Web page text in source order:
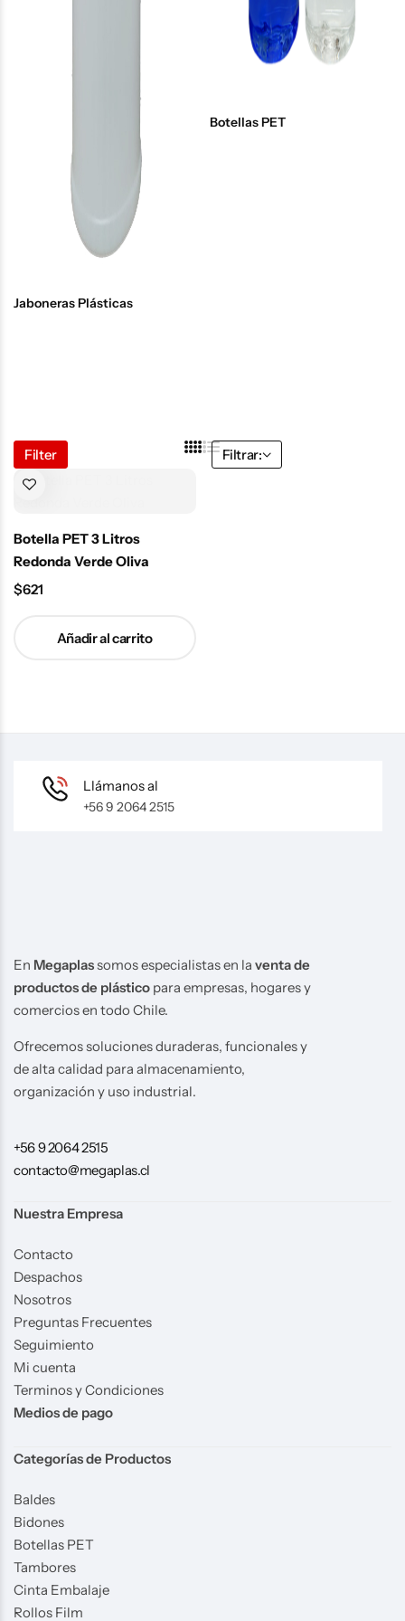
Jaboneras Plásticas
Botellas PET
Filter Filtrar:
Botella PET 3 Litros
Redonda Verde Oliva
$621
Añadir al carrito
Llámanos al
+56 9 2064 2515
En Megaplassomos especialistas en la venta de
productos de plástico para empresas, hogares y
comercios en todo Chile.
Ofrecemos soluciones duraderas, funcionales y
de alta calidad para almacenamiento,
organización y uso industrial.
+56 9 2064 2515
contacto@megaplas.cl
Nuestra Empresa
Contacto
Despachos
Nosotros
Preguntas Frecuentes
Seguimiento
Mi cuenta
Terminos y Condiciones
Medios de pago
Categorías de Productos
Baldes
Bidones
Botellas PET
Tambores
Cinta Embalaje
Rollos Film